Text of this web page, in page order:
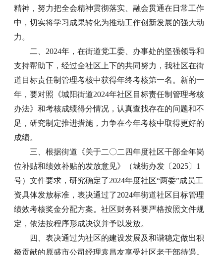
精神，努力把全会精神贯彻落实、融会贯通在日常工作
中，切实将学习成果转化为推动工作创新发展的强大动
力。
二、2024年，在街道党工委、办事处的坚强领导和
支持帮助下，经过全社区上下的共同努力，我社区在街
道目标责任制管理考核中获得年终考核第一名。新的一
年，要对照《城阳街道2024年社区目标责任制管理考核
办法》和考核成绩得分情况，认真查找存在的问题和不
足，研究制定推进措施，力争在今年考核中取得更好的
成绩。
三、根据街道《关于二〇二四年度社区干部全年岗
位补贴和绩效补贴的发放意见》（城街办发〔2025〕1
号）文件要求，研究确定了2024年度社区“两委”成员工
资具体发放标准，表决通过了2024年街道社区目标管理
绩效考核奖金分配方案。社区财务科要严格按照文件规
定，依法按程序形成决议并予以发放。
四、表决通过为社区的建设发展及和谐稳定做出积
极贡献的原盛市公司经理袁昌友享受社区老干部待遇。